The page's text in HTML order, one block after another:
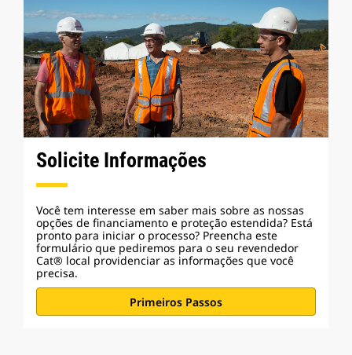
Solicite Informações
Você tem interesse em saber mais sobre as nossas
opções de financiamento e proteção estendida? Está
pronto para iniciar o processo? Preencha este
formulário que pediremos para o seu revendedor
Cat® local providenciar as informações que você
precisa.
Primeiros Passos